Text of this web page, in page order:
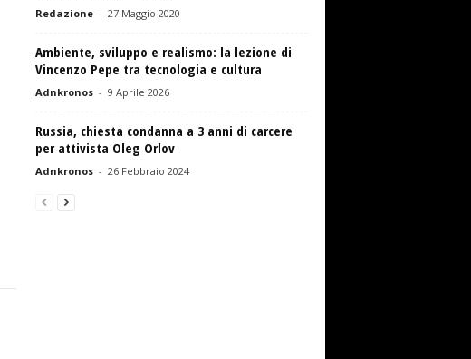
Redazione - 27 Maggio 2020
Ambiente, sviluppo e realismo: la lezione di
Vincenzo Pepe tra tecnologia e cultura
Adnkronos - 9 Aprile 2026
Russia, chiesta condanna a 3 anni di carcere
per attivista Oleg Orlov
Adnkronos - 26 Febbraio 2024